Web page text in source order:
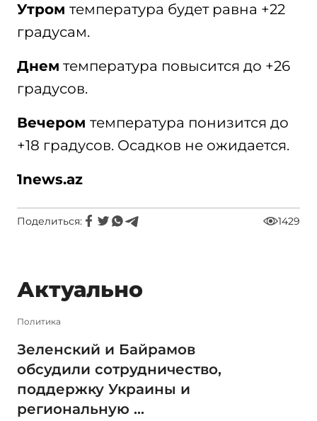
Утром температура будет равна +22
градусам.
Днем температура повысится до +26
градусов.
Вечером температура понизится до
+18 градусов. Осадков не ожидается.
1news.az
Поделиться: 1429
Актуально
Политика
Зеленский и Байрамов
обсудили сотрудничество,
поддержку Украины и
региональную ...